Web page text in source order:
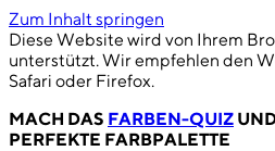
Zum Inhalt springen
Diese Website wird von Ihrem
unterstützt. Wir empfehlen den
Safari oder Firefox.
MACH DAS FARBEN-QUIZ
PERFEKTE FARBPALETTE